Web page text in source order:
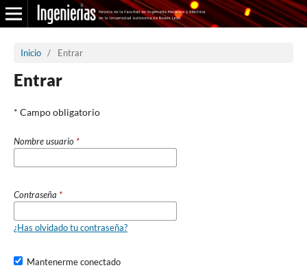
Inicio / Entrar
Entrar
* Campo obligatorio
Nombre usuario *
Contraseña *
¿Has olvidado tu contraseña?
Mantenerme conectado